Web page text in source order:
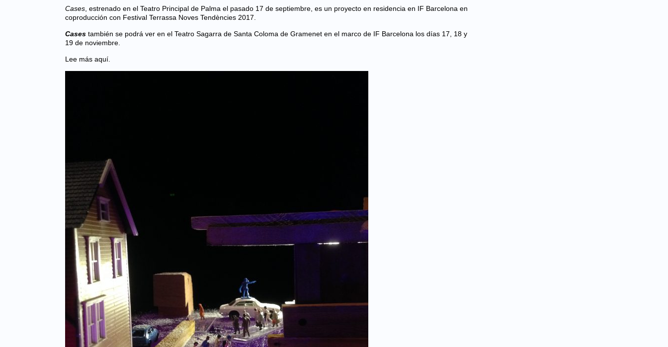
Cases , estrenado en el Teatro Principal de Palma el pasado 17 de septiembre, es un proyecto en residencia en IF Barcelona en
coproducción con Festival Terrassa Noves Tendències 2017
Cases también se podrá ver en el Teatro Sagarra de Santa Coloma de Gramenet en el marco de IF Barcelona los días 17, 18 y
19 de noviembre.
Lee más aquí.